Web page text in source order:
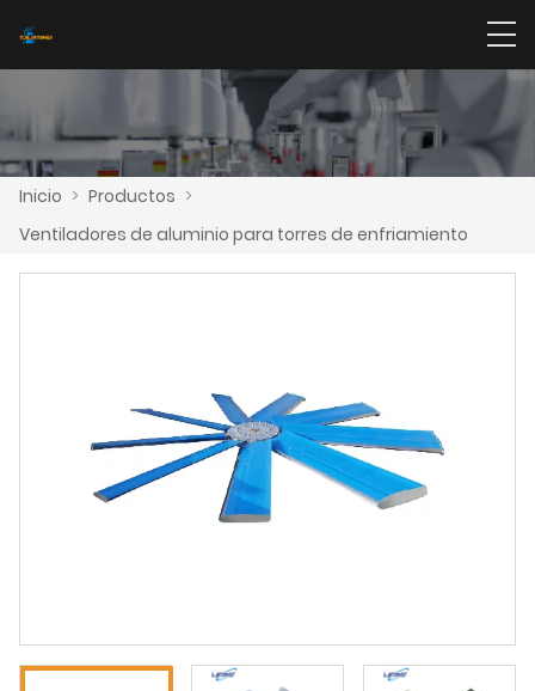
Inicio > Productos >
Ventiladores de aluminio para torres de enfriamiento